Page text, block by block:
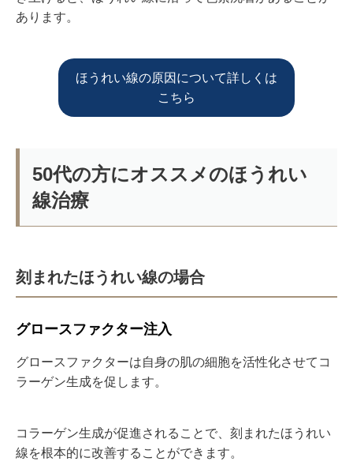
あります。
ほうれい線の原因について詳しくは
こちら
50代の方にオススメのほうれい
線治療
刻まれたほうれい線の場合
グロースファクター注入
グロースファクターは自身の肌の細胞を活性化させてコ
ラーゲン生成を促します。
コラーゲン生成が促進されることで、刻まれたほうれい
線を根本的に改善することができます。